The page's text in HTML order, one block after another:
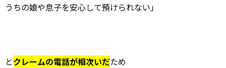
うちの娘や息子を安心して預けられない」
とクレームの電話が相次いだため